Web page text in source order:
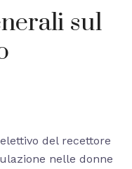
sul
del recettore
nelle donne